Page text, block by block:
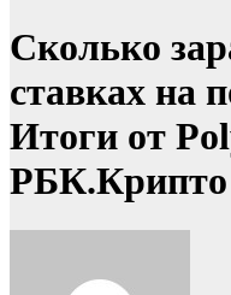
Сколько
ставках на
Итоги от
РБК.Крипто